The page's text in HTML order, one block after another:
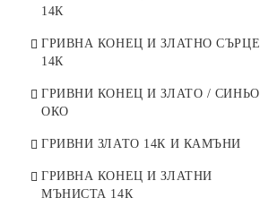
14К
ГРИВНА КОНЕЦ И ЗЛАТНО СЪРЦЕ
14К
ГРИВНИ КОНЕЦ И ЗЛАТО / СИНЬО
ОКО
ГРИВНИ ЗЛАТО 14К И КАМЪНИ
ГРИВНА КОНЕЦ И ЗЛАТНИ
МЪНИСТА 14К